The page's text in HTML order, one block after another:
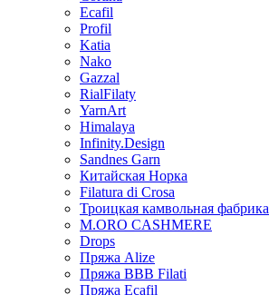
Ecafil
Profil
Katia
Nako
Gazzal
RialFilaty
YarnArt
Himalaya
Infinity.Design
Sandnes Garn
Китайская Норка
Filatura di Сrosa
Троицкая камвольная фабрика
M.ORO CASHMERE
Drops
Пряжа Alize
Пряжа BBB Filati
Пряжа Ecafil